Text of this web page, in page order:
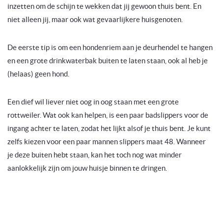
inzetten om de schijn te wekken dat jij gewoon thuis bent. En
niet alleen jij, maar ook wat gevaarlijkere huisgenoten.
De eerste tip is om een hondenriem aan je deurhendel te hangen
en een grote drinkwaterbak buiten te laten staan, ook al heb je
(helaas) geen hond.
Een dief wil liever niet oog in oog staan met een grote
rottweiler. Wat ook kan helpen, is een paar badslippers voor de
ingang achter te laten, zodat het lijkt alsof je thuis bent. Je kunt
zelfs kiezen voor een paar mannen slippers maat 48. Wanneer
je deze buiten hebt staan, kan het toch nog wat minder
aanlokkelijk zijn om jouw huisje binnen te dringen.